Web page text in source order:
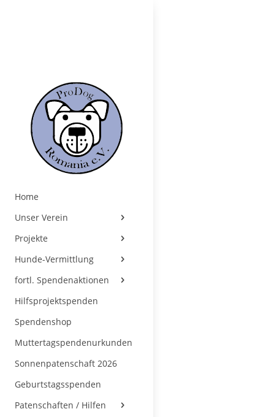
Home
Unser Verein
Projekte
Hunde-Vermittlung
fortl. Spendenaktionen
Hilfsprojektspenden
Spendenshop
Muttertagspendenurkunden
Sonnenpatenschaft 2026
Geburtstagsspenden
Patenschaften / Hilfen